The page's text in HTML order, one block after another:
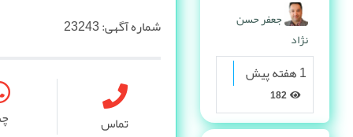
جعفر حسن
نژاد
1 هفته پیش
شماره آگهی:23243
تماس